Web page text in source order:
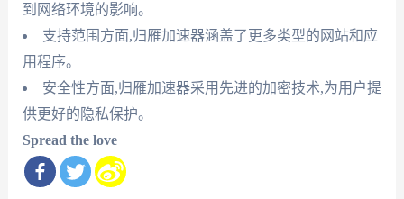
到网络环境的影响。
支持范围方面,归雁加速器涵盖了更多类型的网站和应
用程序。
安全性方面,归雁加速器采用先进的加密技术,为用户提
供更好的隐私保护。
Spread the love